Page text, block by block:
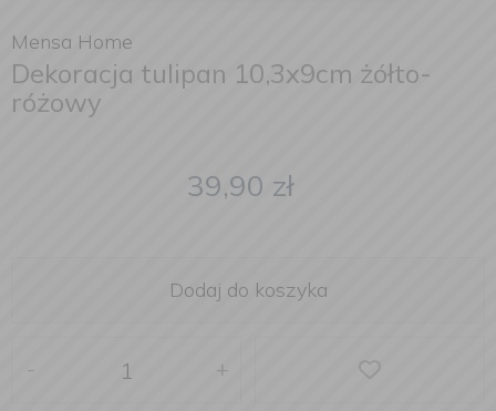
Mensa Home
Dekoracja tulipan 10,3x9cm żółto-
różowy
39,90 zł
Dodaj do koszyka
+